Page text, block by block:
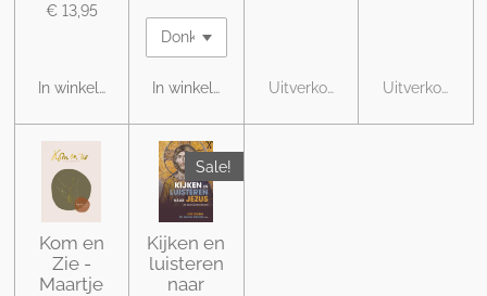
€ 13,95
In winkelwagen In winkelwagen Uitverkocht Uitverkocht
Kom en
Zie -
Maartje
Sale!
Kijken en
luisteren
naar